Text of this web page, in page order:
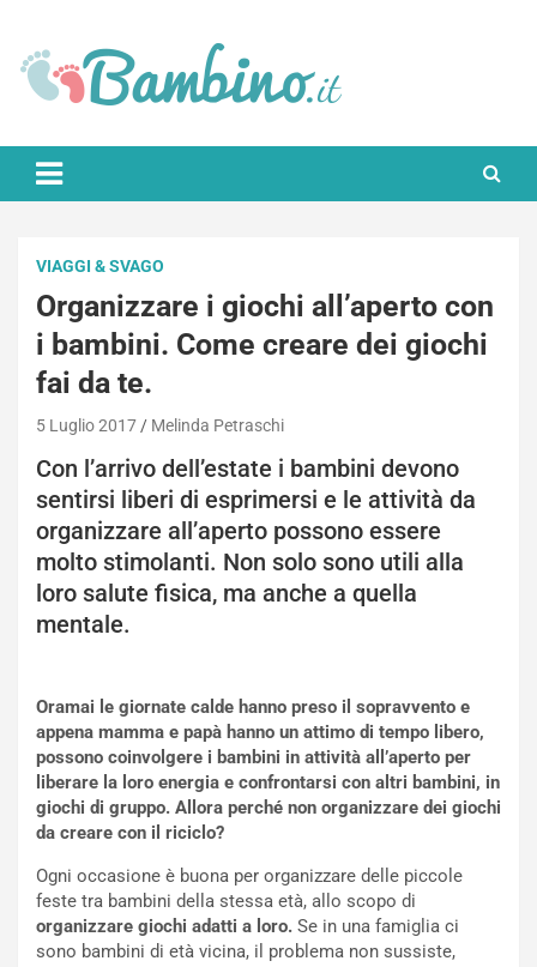
content
Bambino.it
VIAGGI & SVAGO
Organizzare i giochi all’aperto con
i bambini. Come creare dei giochi
fai da te.
5 Luglio 2017 Melinda Petraschi
Con l’arrivo dell’estate i bambini devono
sentirsi liberi di esprimersi e le attività da
organizzare all’aperto possono essere
molto stimolanti. Non solo sono utili alla
loro salute fisica, ma anche a quella
mentale.
Oramai le giornate calde hanno preso il sopravvento e
appena mamma e papà hanno un attimo di tempo libero,
possono coinvolgere i bambini in attività all’aperto per
liberare la loro energia e confrontarsi con altri bambini, in
giochi di gruppo. Allora perché non organizzare dei giochi
da creare con il riciclo?
Ogni occasione è buona per organizzare delle piccole
feste tra bambini della stessa età, allo scopo di
organizzare giochi adatti a loro. Se in una famiglia ci
sono bambini di età vicina, il problema non sussiste,